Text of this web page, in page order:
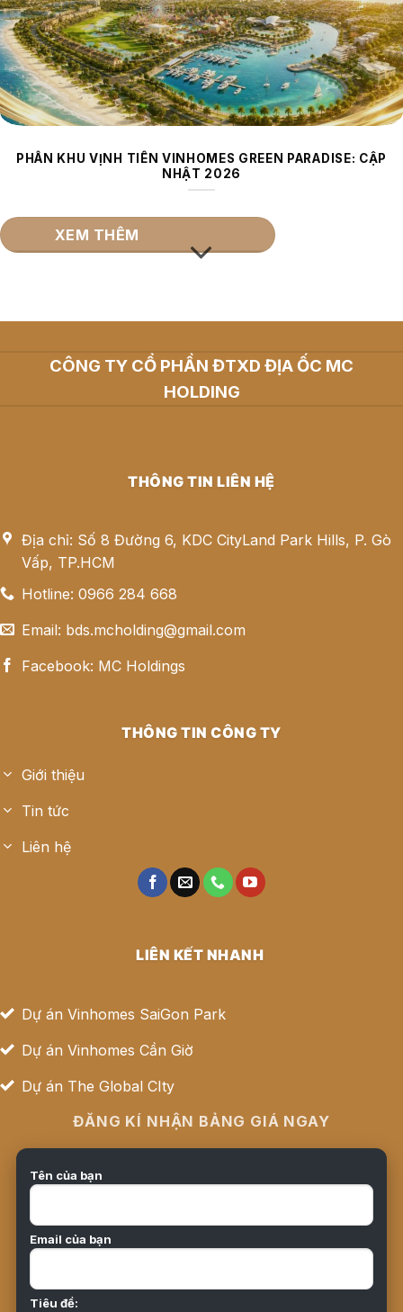
PHÂN KHU VỊNH TIÊN VINHOMES GREEN PARADISE: CẬP
NHẬT 2026
XEM THÊM
CÔNG TY CỔ PHẦN ĐTXD ĐỊA ỐC MC
HOLDING
THÔNG TIN LIÊN HỆ
Địa chỉ: Số 8 Đường 6, KDC CityLand Park Hills, P. Gò
Vấp, TP.HCM
Hotline: 0966 284 668
Email: bds.mcholding@gmail.com
Facebook: MC Holdings
THÔNG TIN CÔNG TY
Giới thiệu
Tin tức
Liên hệ
LIÊN KẾT NHANH
Dự án Vinhomes SaiGon Park
Dự án Vinhomes Cần Giờ
Dự án The Global CIty
ĐĂNG KÍ NHẬN BẢNG GIÁ NGAY
Tên của bạn
Email của bạn
Tiêu đề: